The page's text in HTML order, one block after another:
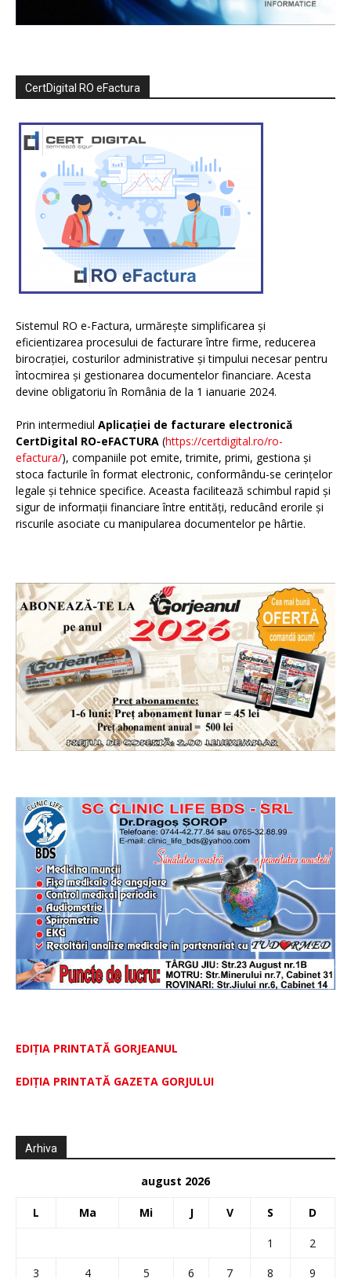
CertDigital RO eFactura
Sistemul RO e-Factura, urmărește simplificarea și
eficientizarea procesului de facturare între firme, reducerea
birocrației, costurilor administrative și timpului necesar pentru
întocmirea și gestionarea documentelor financiare. Acesta
devine obligatoriu în România de la 1 ianuarie 2024.
Prin intermediul Aplicației de facturare electronică
CertDigital RO-eFACTURA (https://certdigital.ro/ro-
efactura/), companiile pot emite, trimite, primi, gestiona și
stoca facturile în format electronic, conformându-se cerințelor
legale și tehnice specifice. Aceasta facilitează schimbul rapid și
sigur de informații financiare între entități, reducând erorile și
riscurile asociate cu manipularea documentelor pe hârtie.
EDIȚIA PRINTATĂ GORJEANUL
EDIŢIA PRINTATĂ GAZETA GORJULUI
Arhiva
august 2026
L Ma Mi J V S D
1
2
3
4 5 6 7 8 9